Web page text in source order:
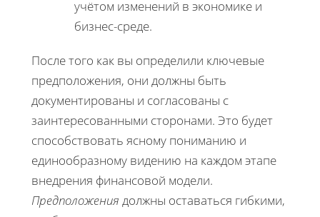
учётом изменений в экономике и
бизнес-среде.
После того как вы определили ключевые
предположения, они должны быть
документированы и согласованы с
заинтересованными сторонами. Это будет
способствовать ясному пониманию и
единообразному видению на каждом этапе
внедрения финансовой модели.
Предположения должны оставаться гибкими,